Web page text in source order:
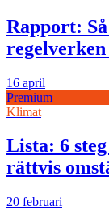
Rapport:
16 april
Premium
Klimat
Lista: 6
rättvis
20 februari